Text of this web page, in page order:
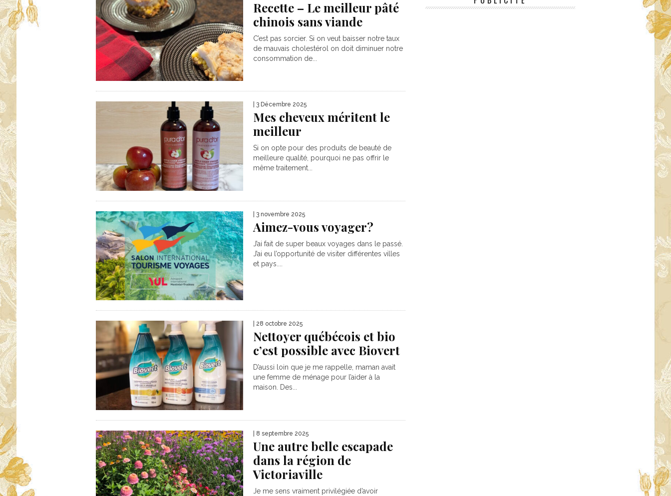
Recette – Le meilleur pâté
chinois sans viande
C’est pas sorcier. Si on veut baisser notre taux
de mauvais cholestérol on doit diminuer notre
consommation de...
| 3 Décembre 2025
Mes cheveux méritent le
meilleur
Si on opte pour des produits de beauté de
meilleure qualité, pourquoi ne pas offrir le
même traitement...
| 3 novembre 2025
Aimez-vous voyager?
J’ai fait de super beaux voyages dans le passé.
J’ai eu l’opportunité de visiter différentes villes
et pays....
| 28 octobre 2025
Nettoyer québécois et bio
c’est possible avec Biovert
D’aussi loin que je me rappelle, maman avait
une femme de ménage pour l’aider à la
maison. Des...
| 8 septembre 2025
Une autre belle escapade
dans la région de
Victoriaville
Je me sens vraiment privilégiée d’avoir